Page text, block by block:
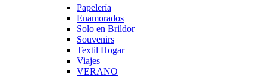
Papelería
Enamorados
Solo en Brildor
Souvenirs
Textil Hogar
Viajes
VERANO